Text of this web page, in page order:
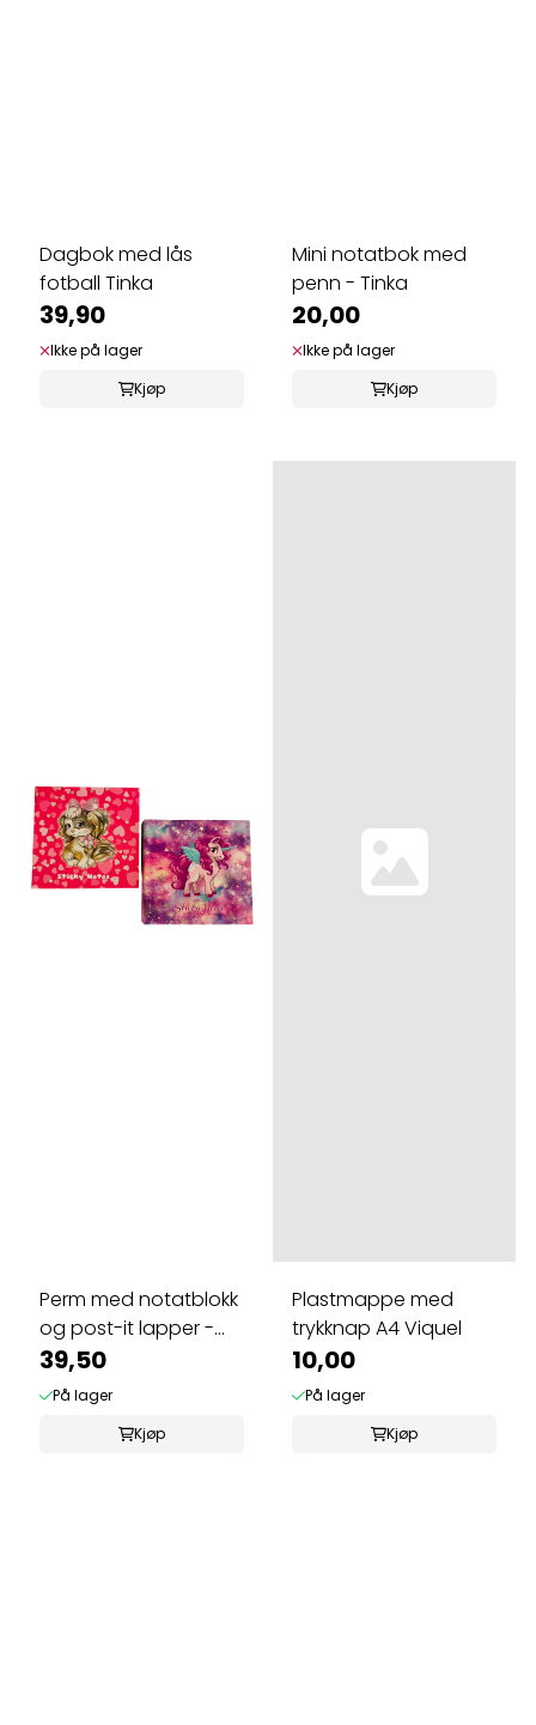
Dagbok med lås
fotball Tinka
39,90
Ikke på lager
Kjøp
Mini notatbok med
penn - Tinka
20,00
Ikke på lager
Kjøp
Perm med notatblokk
og post-it lapper -
Tinka
39,50
På lager
Kjøp
Plastmappe med
trykknap A4 Viquel
10,00
På lager
Kjøp